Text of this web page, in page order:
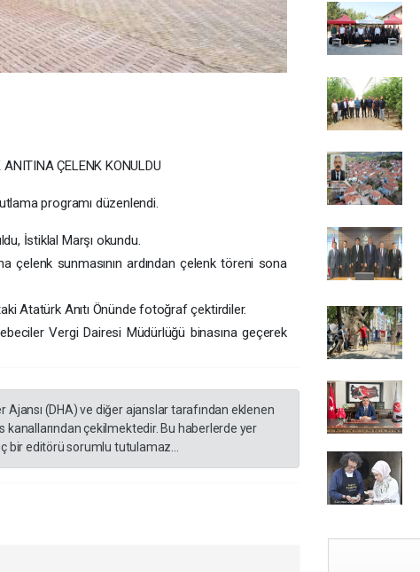
ÇELENK KONULDU
programı düzenlendi.
İstiklal Marşı okundu.
çelenk sunmasının ardından çelenk töreni sona
Atatürk Anıtı Önünde fotoğraf çektirdiler.
Vergi Dairesi Müdürlüğü binasına geçerek
Ajansı (DHA) ve diğer ajanslar tarafından eklenen
çekilmektedir. Bu haberlerde yer
bir editörü sorumlu tutulamaz...